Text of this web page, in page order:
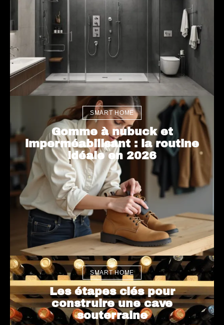
SMART HOME
Gomme à nubuck et
imperméabilisant : la routine
idéale en 2026
SMART HOME
Les étapes clés pour
construire une cave
souterraine